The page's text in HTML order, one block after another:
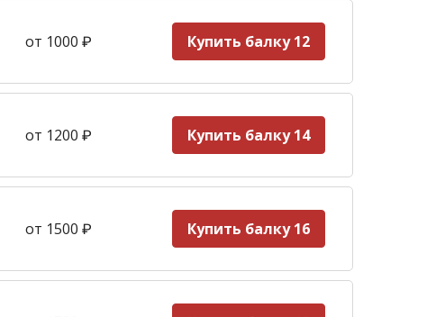
от 1000 ₽ Купить балку 12
от 1200 ₽ Купить балку 14
от 1500 ₽ Купить балку 16